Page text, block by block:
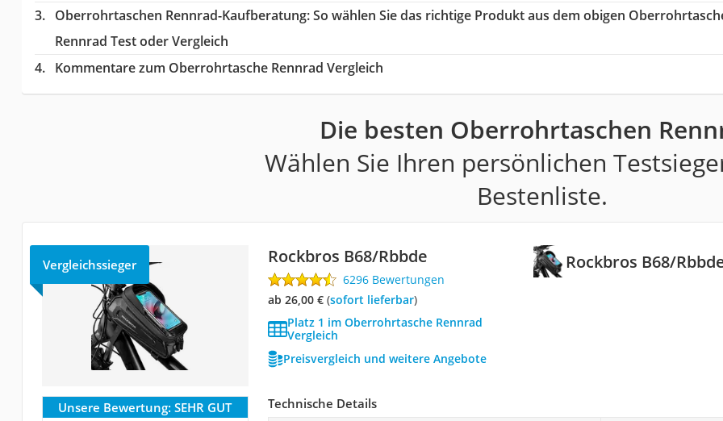
Oberrohrtaschen Rennrad-Kaufberatung: So wählen Sie das richtige Produkt aus dem obigen
Rennrad Test oder Vergleich
Kommentare zum Oberrohrtasche Rennrad Vergleich
Die besten Oberrohrtaschen
Wählen Sie Ihren persönlichen
Bestenliste.
Rockbros B68/
Vergleichssieger Rockbros B68/Rbbde
6296 Bewertungen
ab 26,00 €( Sofort lieferbar)
Platz 1 im Oberrohrtasche Rennrad
Vergleich
Preisvergleich und weitere Angebote
Unsere Bewertung: SEHR GUT
Technische Details